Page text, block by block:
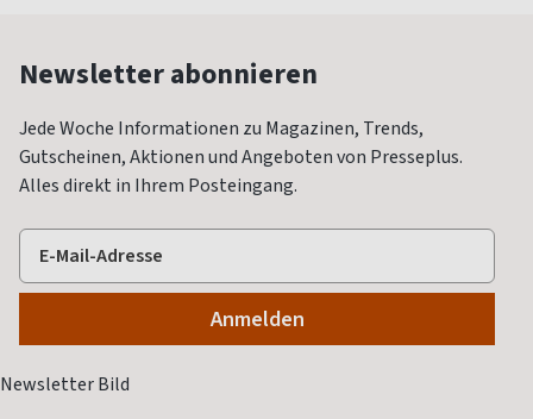
Newsletter abonnieren
Jede Woche Informationen zu Magazinen, Trends,
Gutscheinen, Aktionen und Angeboten von Presseplus.
Alles direkt in Ihrem Posteingang.